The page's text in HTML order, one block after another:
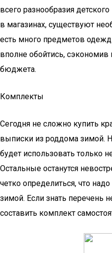
всего разнообразия
в магазинах, существуют
есть много предметов
вполне обойтись,
бюджета.
Комплекты
Сегодня не сложно купить
выписки из роддома зимой.
будет использовать только
Остальные останутся
четко определиться, что
зимой. Если знать
составить комплект